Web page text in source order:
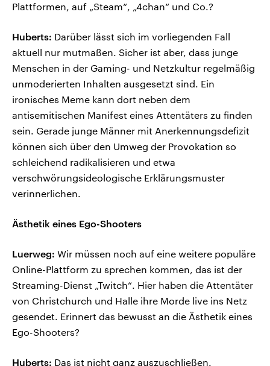
Plattformen, auf „Steam“, „4chan“ und Co.?
Huberts: Darüber lässt sich im vorliegenden Fall
aktuell nur mutmaßen. Sicher ist aber, dass junge
Menschen in der Gaming- und Netzkultur regelmäßig
unmoderierten Inhalten ausgesetzt sind. Ein
ironisches Meme kann dort neben dem
antisemitischen Manifest eines Attentäters zu finden
sein. Gerade junge Männer mit Anerkennungsdefizit
können sich über den Umweg der Provokation so
schleichend radikalisieren und etwa
verschwörungsideologische Erklärungsmuster
verinnerlichen.
Ästhetik eines Ego-Shooters
Luerweg: Wir müssen noch auf eine weitere populäre
Online-Plattform zu sprechen kommen, das ist der
Streaming-Dienst „Twitch“. Hier haben die Attentäter
von Christchurch und Halle ihre Morde live ins Netz
gesendet. Erinnert das bewusst an die Ästhetik eines
Ego-Shooters?
Huberts: Das ist nicht ganz auszuschließen.